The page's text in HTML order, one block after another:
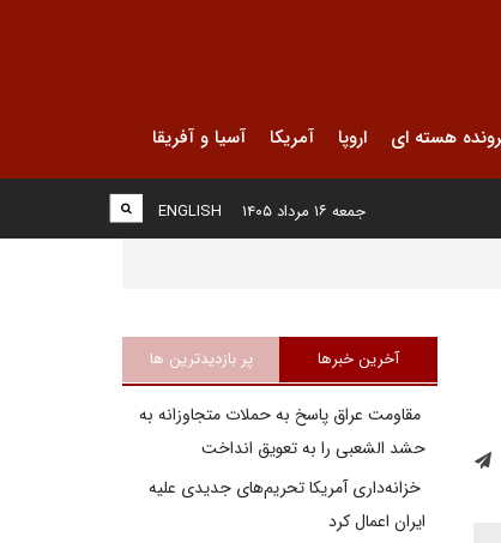
هسته ای اروپا آمریکا آسیا و آفریقا
ENGLISH جمعه ۱۶ مرداد ۱۴۰۵
آخرین خبرها پر بازدیدترین ها
مقاومت عراق پاسخ به حملات متجاوزانه به
حشد الشعبی را به تعویق انداخت
خزانه‌داری آمریکا تحریم‌های جدیدی علیه
ایران اعمال کرد